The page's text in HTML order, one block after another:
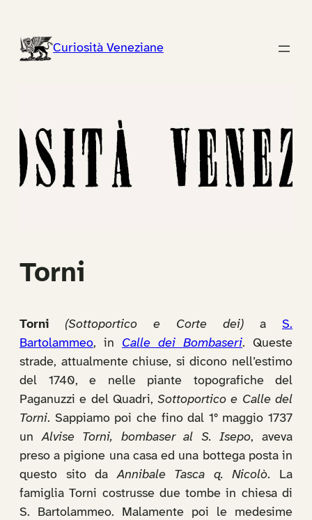
contenutoCuriosità Veneziane
Torni
Torni (Sottoportico e Corte dei) a S.
Bartolammeo, in Calle dei Bombaseri. Queste
strade, attualmente chiuse, si dicono nell’estimo
del 1740, e nelle piante topografiche del
Paganuzzi e del Quadri,Sottoportico e Calle del
Torni. Sappiamo poi che fino dal 1° maggio 1737
unAlvise Torni, bombaser al S. Isepo, aveva
preso a pigione una casa ed una bottega posta in
questo sito daAnnibale Tasca q. Nicolò. La
famiglia Torni costrusse due tombe in chiesa di
S. Bartolammeo. Malamente poi le medesime